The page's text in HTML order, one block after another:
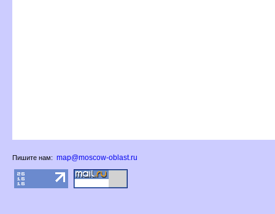
Пишите нам: map@moscow-oblast.ru